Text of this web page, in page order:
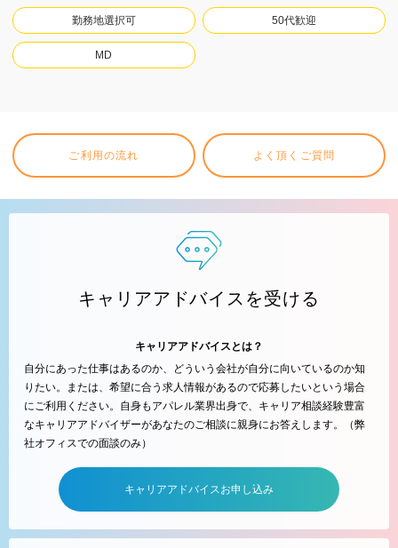
勤務地選択可 50代歓迎
MD
ご利用の流れ よく頂くご質問
キャリアアドバイスを受ける
キャリアアドバイスとは？
自分にあった仕事はあるのか、どういう会社が自分に向いているのか知
りたい。または、希望に合う求人情報があるので応募したいという場合
にご利用ください。自身もアパレル業界出身で、キャリア相談経験豊富
なキャリアアドバイザーがあなたのご相談に親身にお答えします。（弊
社オフィスでの面談のみ）
キャリアアドバイスお申し込み